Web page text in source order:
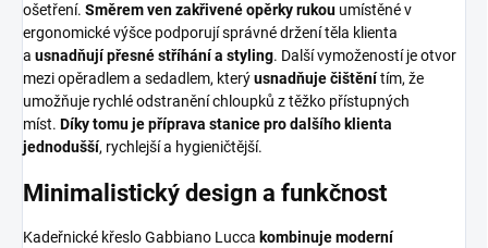
ošetření. Směrem ven zakřivené opěrky rukou umístěné v
ergonomické výšce podporují správné držení těla klienta
a usnadňují přesné stříhání a styling. Další vymožeností je otvor
mezi opěradlem a sedadlem, kterýusnadňuje čištěnítím, že
umožňuje rychlé odstranění chloupků z těžko přístupných
míst. Díky tomu je příprava stanice pro dalšího klienta
jednodušší, rychlejší a hygieničtější.
Minimalistický design a funkčnost
Kadeřnické křeslo Gabbiano Lucca kombinuje moderní